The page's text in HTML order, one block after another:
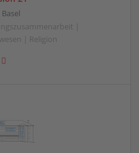
Basel
|
| Religion